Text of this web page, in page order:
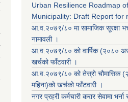
Urban Resilience Roadmap
Municipality: Draft Report for
आ.व.२०७९/८० मा सामाजिक सूरक्षा
नामावली ।
आ.व.२०७९/८० को वार्षिक (२०८०
खर्चको फाँटवारी ।
आ.व.२०७९/८० को तेस्रो चौमासिक
महिना)को खर्चको फाँटवारी ।
नगर प्रहरी कर्मचारी करार सेवामा